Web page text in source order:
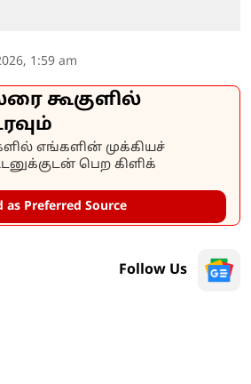
1:59 am
கூகுளில்
எங்களின் முக்கியச்
பெற கிளிக்
as Preferred Source
Follow Us